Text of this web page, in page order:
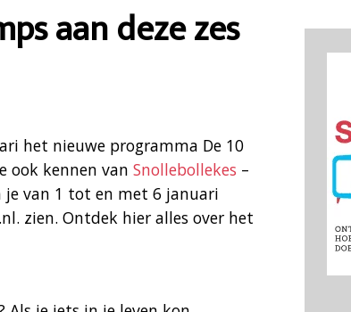
aan deze zes
het nieuwe programma De 10
ook kennen van Snollebollekes –
je van 1 tot en met 6 januari
zien. Ontdek hier alles over het